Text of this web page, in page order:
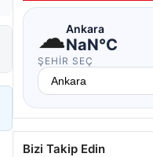
☁Ankara
NaN°C
ŞEHIR SEÇ
Bizi Takip Edin